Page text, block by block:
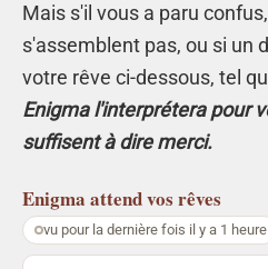
Mais s'il vous a paru
s'assemblent pas, ou si un
votre rêve ci-dessous, tel
Enigma l'interprétera pour
suffisent à dire merci.
Enigma attend vos rêves
vu pour la dernière fois il y a 1 heure